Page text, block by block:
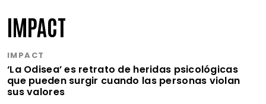
IMPACT
IMPACT
‘La Odisea’ es retrato de heridas psicológicas
que pueden surgir cuando las personas violan
sus valores